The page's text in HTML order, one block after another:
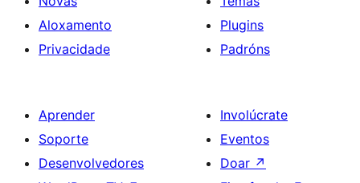
Aloxamento
Privacidade
Plugins
Padróns
Aprender
Soporte
Desenvolvedores
Involúcrate
Eventos
Doar ↗